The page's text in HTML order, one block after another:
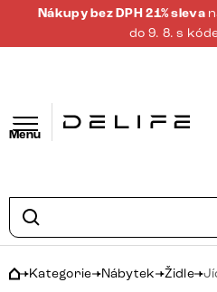
Nákupy bez DPH 21% sleva
do 9. 8. s
Menu
Kategorie Nábytek Židle